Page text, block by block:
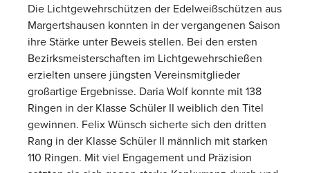
Die Lichtgewehrschützen der Edelweißschützen aus
Margertshausen konnten in der vergangenen Saison
ihre Stärke unter Beweis stellen. Bei den ersten
Bezirksmeisterschaften im Lichtgewehrschießen
erzielten unsere jüngsten Vereinsmitglieder
großartige Ergebnisse. Daria Wolf konnte mit 138
Ringen in der Klasse Schüler II weiblich den Titel
gewinnen. Felix Wünsch sicherte sich den dritten
Rang in der Klasse Schüler II männlich mit starken
110 Ringen. Mit viel Engagement und Präzision